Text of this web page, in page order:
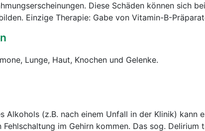
Diese Schäden können sich
Einzige Therapie: Gabe von Vitamin-B-
Lunge, Haut, Knochen und Gelenke.
Alkohols (z.B. nach einem Unfall in der Klinik) kann
im Gehirn kommen. Das sog. Delirium